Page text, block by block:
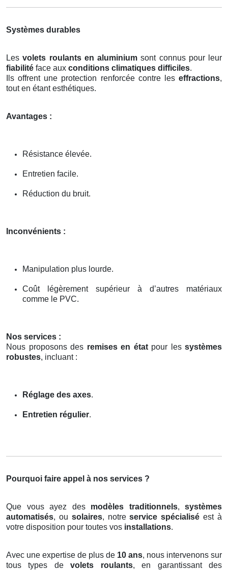
Systèmes durables
Lesvolets roulants en aluminium sont connus pour leur
fiabilité face aux conditions climatiques difficiles.
Ils offrent une protection renforcée contre les effractions,
tout en étant esthétiques.
Avantages :
Résistance élevée.
Entretien facile.
Réduction du bruit.
Inconvénients :
Manipulation plus lourde.
Coût légèrement supérieur à d’autres matériaux
comme le PVC.
Nos services :
Nous proposons des remises en étatpour les systèmes
robustes, incluant :
Réglage des axes.
Entretien régulier.
Pourquoi faire appel à nos services ?
Que vous ayez des modèles traditionnels, systèmes
automatisés, ou solaires, notreservice spécialisé est à
votre disposition pour toutes vos installations.
Avec une expertise de plus de 10 ans, nous intervenons sur
tous types devolets roulants, en garantissant des